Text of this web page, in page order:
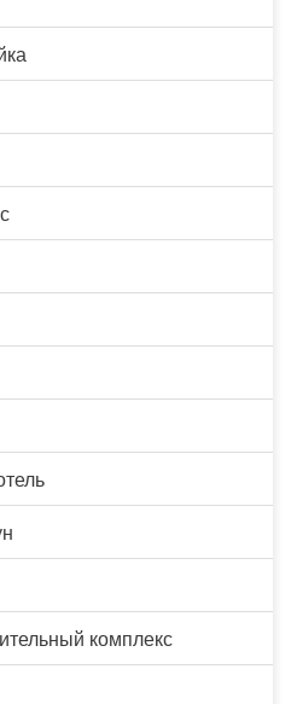
комплекс